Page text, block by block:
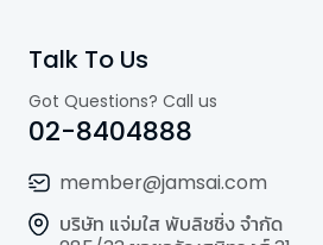
Talk To Us
Got Questions? Call us
02-8404888
member@jamsai.com
บริษัท แจ่มใส พับลิชชิ่ง จำกัด